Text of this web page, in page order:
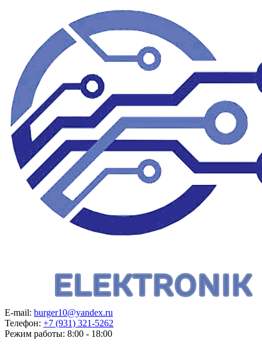
E-mail: burger10@yandex.ru
Телефон: +7 (931) 321-5262
Режим работы: 8:00 - 18:00